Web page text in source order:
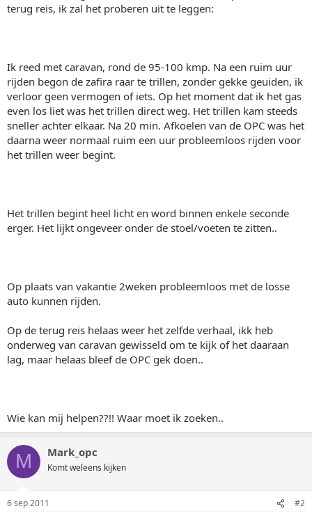
terug reis, ik zal het proberen uit te leggen:
Ik reed met caravan, rond de 95-100 kmp. Na een ruim uur
rijden begon de zafira raar te trillen, zonder gekke geuiden, ik
verloor geen vermogen of iets. Op het moment dat ik het gas
even los liet was het trillen direct weg. Het trillen kam steeds
sneller achter elkaar. Na 20 min. Afkoelen van de OPC was het
daarna weer normaal ruim een uur probleemloos rijden voor
het trillen weer begint.
Het trillen begint heel licht en word binnen enkele seconde
erger. Het lijkt ongeveer onder de stoel/voeten te zitten..
Op plaats van vakantie 2weken probleemloos met de losse
auto kunnen rijden.
Op de terug reis helaas weer het zelfde verhaal, ikk heb
onderweg van caravan gewisseld om te kijk of het daaraan
lag, maar helaas bleef de OPC gek doen..
Wie kan mij helpen??!! Waar moet ik zoeken..
M Mark_opc
Komt weleens kijken
6 sep 2011 #2